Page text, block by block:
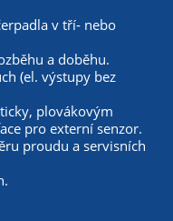
v tří- nebo
a doběhu.
(el. výstupy bez
plovákovým
pro externí senzor.
proudu a servisních